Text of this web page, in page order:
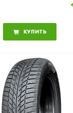
КУПИТЬ